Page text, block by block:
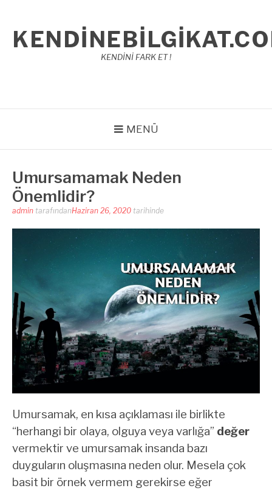
KENDİNİ FARK ET !
MENÜ
Umursamamak Neden
Önemlidir?
admin tarafındanHaziran 26, 2020 tarihinde
Umursamak, en kısa açıklaması ile birlikte
“herhangi bir olaya, olguya veya varlığa” değer
vermektir ve umursamak insanda bazı
duyguların oluşmasına neden olur. Mesela çok
basit bir örnek vermem gerekirse eğer